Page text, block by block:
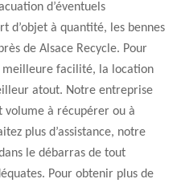
d’éventuels
d’objet à quantité, les bennes
de Alsace Recycle. Pour
meilleure facilité, la location
atout. Notre entreprise
volume à récupérer ou à
plus d’assistance, notre
le débarras de tout
Pour obtenir plus de